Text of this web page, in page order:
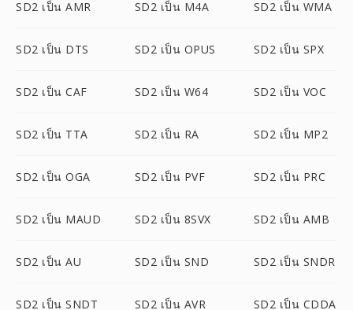
SD2 เป็น AMR SD2 เป็น M4A SD2 เป็น WMA
SD2 เป็น DTS SD2 เป็น OPUS SD2 เป็น SPX
SD2 เป็น CAF SD2 เป็น W64 SD2 เป็น VOC
SD2 เป็น TTA SD2 เป็น RA SD2 เป็น MP2
SD2 เป็น OGA SD2 เป็น PVF SD2 เป็น PRC
SD2 เป็น MAUD SD2 เป็น 8SVX SD2 เป็น AMB
SD2 เป็น AU SD2 เป็น SND SD2 เป็น SNDR
SD2 เป็น SNDT SD2 เป็น AVR SD2 เป็น CDDA